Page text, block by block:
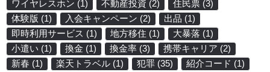
ワイヤレスホン (1) 不動産投資 (2) 住民票 (3)
体験版 (1) 入会キャンペーン (2) 出品 (1)
即時利用サービス (1) 地方移住 (1) 大暴落 (1)
小遣い (1) 換金 (1) 換金率 (3) 携帯キャリア (2)
新春 (1) 楽天トラベル (1) 犯罪 (35) 紹介コード (1)